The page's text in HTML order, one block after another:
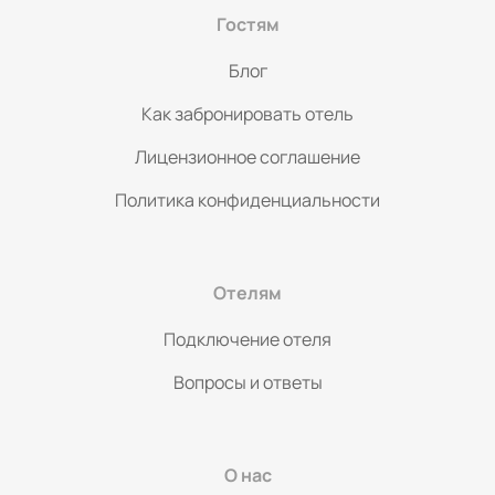
на Батурина, завод «Электроприбор», Юридический институт. ❣️Что
трудится сплоченная команда с 12 летним опытом в
даты и укажите верное количество гостей. Информация в
С ИСТОРИЕЙ!
#vgоsti33 #Вгости33 #посуточно во Владимире #Центр
командировки #бизнес #красивый вид #интернет wi-fi
Гостям
Блог
Как забронировать отель
Лицензионное соглашение
Политика конфиденциальности
Отелям
Подключение отеля
Вопросы и ответы
О нас